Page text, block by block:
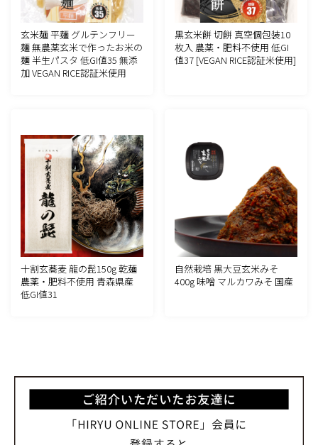
玄米麺 平麺 グルテンフリー
麺 無農薬玄米で作ったお米の
麺 半生パスタ 低GI値35 無添
加 VEGAN RICE認証米使用
黒玄米餅 切餅 真空個包装10
枚入 農薬・肥料不使用 低GI
値37 [VEGAN RICE認証米使用]
十割玄蕎麦 龍の髭150g 乾麺
農薬・肥料不使用 青森県産
低GI値31
自然栽培 黒大豆玄米みそ
400g 味噌 マルカワみそ 国産